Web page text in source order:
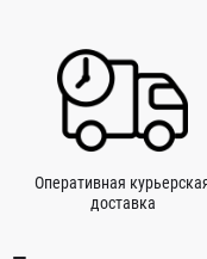
Оперативная
доставка